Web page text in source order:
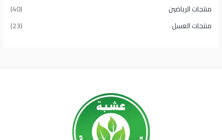
منتجات الرياضين
(40)
منتجات العسل
(23)